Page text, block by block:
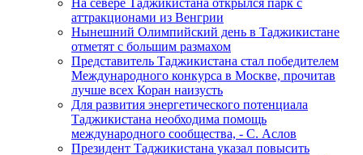
аттракционами из Венгрии
Нынешний Олимпийский день в Таджикистане
отметят с большим размахом
Представитель Таджикистана стал победителем
Международного конкурса в Москве, прочитав
лучше всех Коран наизусть
Для развития энергетического потенциала
Таджикистана необходима помощь
международного сообщества, - С. Аслов
Президент Таджикистана указал повысить